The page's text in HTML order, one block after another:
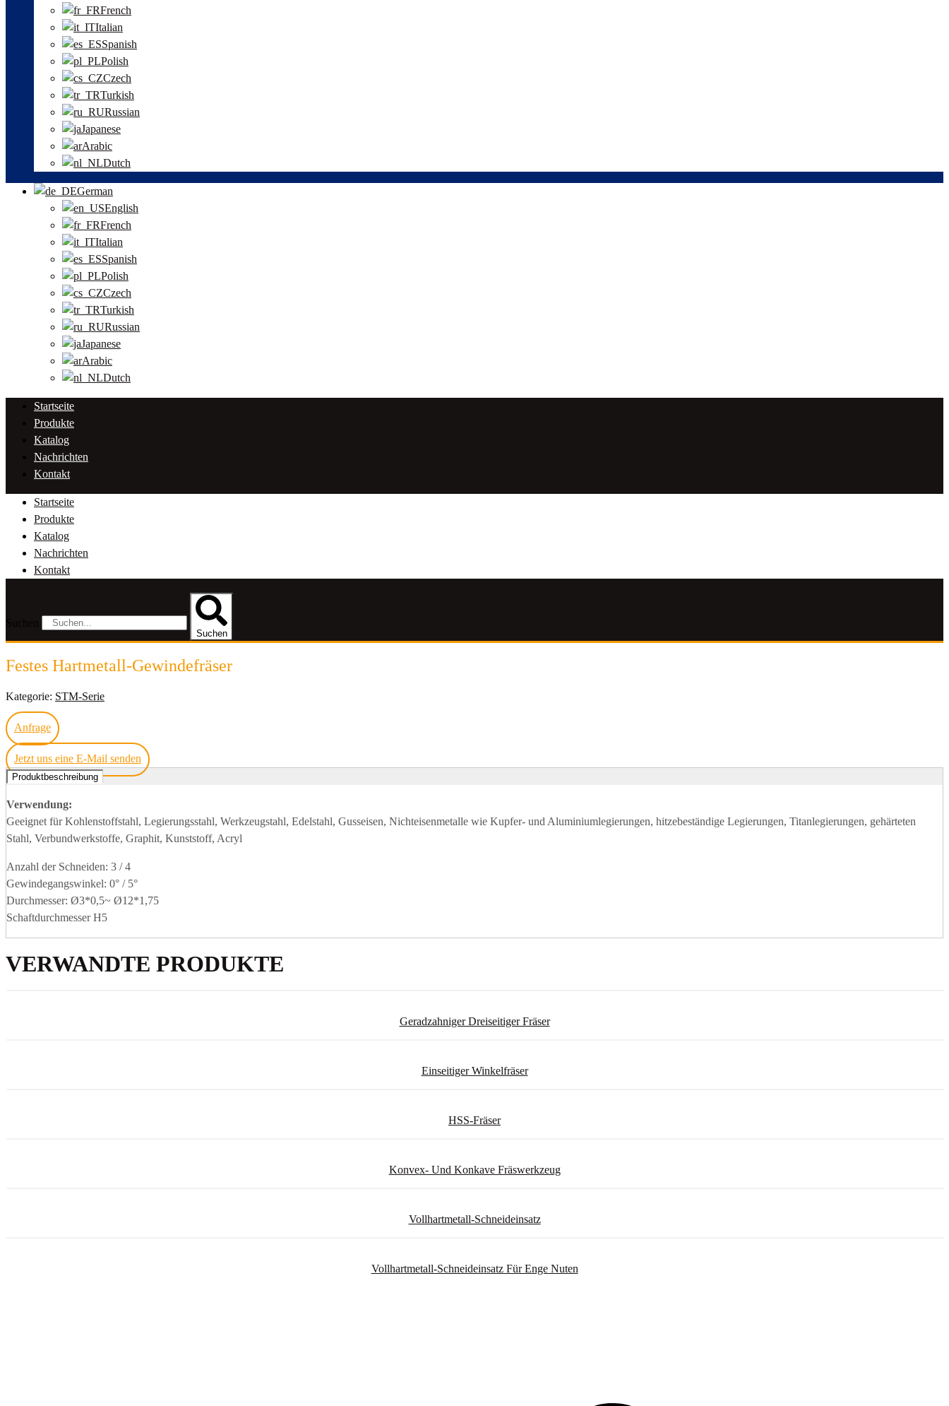
French
Italian
Spanish
Polish
Czech
Turkish
Russian
Japanese
Arabic
Dutch
German
English
French
Italian
Spanish
Polish
Czech
Turkish
Russian
Japanese
Arabic
Dutch
Startseite
Produkte
Katalog
Nachrichten
Kontakt
Startseite
Produkte
Katalog
Nachrichten
Kontakt
Suchen
Festes Hartmetall-Gewindefräser
Kategorie: STM-Serie
Anfrage
Jetzt uns eine E-Mail senden
Produktbeschreibung
Verwendung:
Geeignet für Kohlenstoffstahl, Legierungsstahl, Werkzeugstahl, Edelstahl, Gusseisen, Nichteisenmetalle wie Kupfer- und Aluminiumlegierungen, hitzebeständige Legierungen, Titanlegierungen, gehärteten
Stahl, Verbundwerkstoffe, Graphit, Kunststoff, Acryl
Anzahl der Schneiden: 3 / 4
Gewindegangswinkel: 0° / 5°
Durchmesser: Ø3*0,5~ Ø12*1,75
Schaftdurchmesser H5
VERWANDTE PRODUKTE
Geradzahniger Dreiseitiger Fräser
Einseitiger Winkelfräser
HSS-Fräser
Konvex- Und Konkave Fräswerkzeug
Vollhartmetall-Schneideinsatz
Vollhartmetall-Schneideinsatz Für Enge Nuten